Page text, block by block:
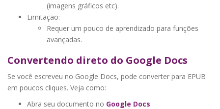
(imagens gráficos etc).
Limitação:
Requer um pouco de aprendizado para funções
avançadas.
Convertendo direto do Google Docs
Se você escreveu no Google Docs, pode converter para EPUB
em poucos cliques. Veja como:
Abra seu documento no Google Docs.